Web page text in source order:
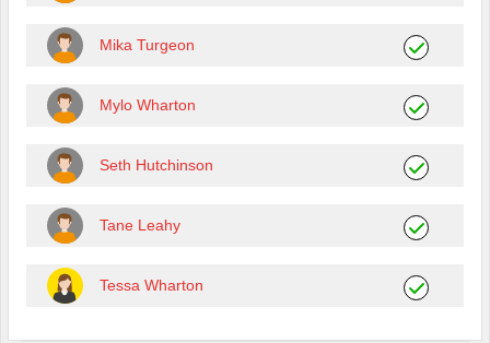
Mika Turgeon
Mylo Wharton
Seth Hutchinson
Tane Leahy
Tessa Wharton